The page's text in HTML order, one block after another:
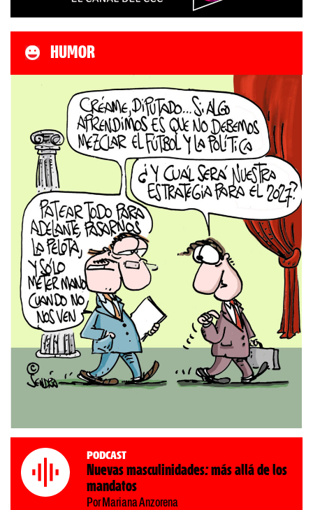
HUMOR
Podcast
Nuevas masculinidades: más allá de los
mandatos
Por Mariana Anzorena